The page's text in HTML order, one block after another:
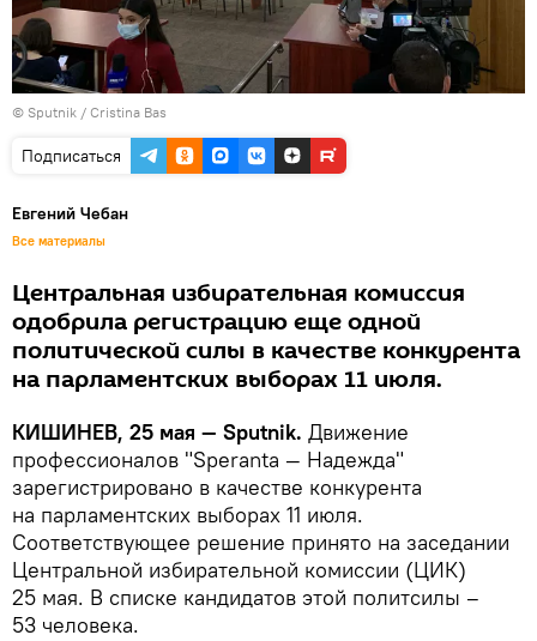
© Sputnik / Cristina Bas
Подписаться
Евгений Чебан
Все материалы
Центральная избирательная комиссия
одобрила регистрацию еще одной
политической силы в качестве конкурента
на парламентских выборах 11 июля.
КИШИНЕВ, 25 мая — Sputnik. Движение
профессионалов "Speranta — Надежда"
зарегистрировано в качестве конкурента
на парламентских выборах 11 июля.
Соответствующее решение принято на заседании
Центральной избирательной комиссии (ЦИК)
25 мая. В списке кандидатов этой политсилы –
53 человека.